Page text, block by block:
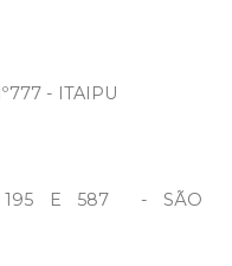
- ITAIPU
195 E 587 - SÃO